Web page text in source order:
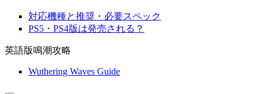
対応機種と推奨・必要スペック
PS5・PS4版は発売される？
英語版鳴潮攻略
Wuthering Waves Guide